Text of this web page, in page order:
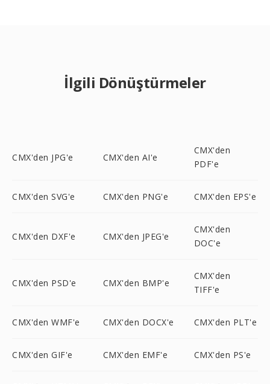
İlgili Dönüştürmeler
CMX'den JPG'e CMX'den AI'e
CMX'den
PDF'e
CMX'den SVG'e CMX'den PNG'e CMX'den EPS'e
CMX'den DXF'e CMX'den JPEG'e
CMX'den
DOC'e
CMX'den PSD'e CMX'den BMP'e
CMX'den
TIFF'e
CMX'den WMF'e CMX'den DOCX'e CMX'den PLT'e
CMX'den GIF'e CMX'den EMF'e CMX'den PS'e